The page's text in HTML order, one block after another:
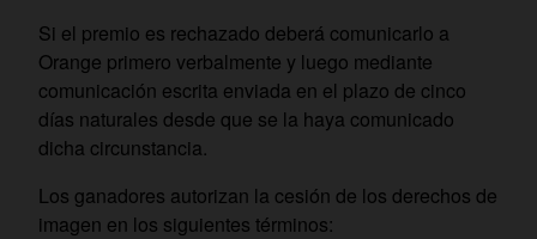
Si el premio es rechazado deberá comunicarlo a
Orange primero verbalmente y luego mediante
comunicación escrita enviada en el plazo de cinco
días naturales desde que se la haya comunicado
dicha circunstancia.
Los ganadores autorizan la cesión de los derechos de
imagen en los siguientes términos: